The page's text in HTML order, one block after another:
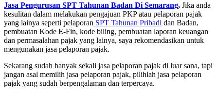
Jasa Pengurusan SPT Tahunan Badan Di Semarang, Jika anda
kesulitan dalam melakukan pengajuan PKP atau pelaporan pajak
yang lainya seperti pelaporan SPT Tahunan Pribadi dan Badan,
pembuatan Kode E-Fin, kode biling, pembuatan laporan keuangan
dan permasalahan pajak yang lainya, saya rekomendasikan untuk
mengunakan jasa pelaporan pajak.
Sekarang sudah banyak sekali jasa pelaporan pajak di luar sana, tapi
jangan asal memilih jasa pelaporan pajak, pilihlah jasa pelaporan
pajak yang sudah berpengalaman dan terpercaya.